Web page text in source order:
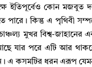
ইতিপূর্বেও কোন মজবুত
পারে । কিন্তু এ পৃথিবী
মুখর বিশ্ব-জাহানের
যার পরে এটি আর
। এ কসমটির ধরন এরূপ